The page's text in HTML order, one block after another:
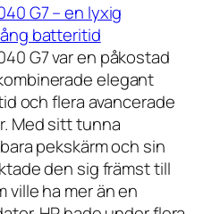
G7 – en lyxig
batteritid
G7 var en påkostad
elegant
och flera avancerade
Med sitt tunna
pekskärm och sin
den sig främst till
ville ha mer än en